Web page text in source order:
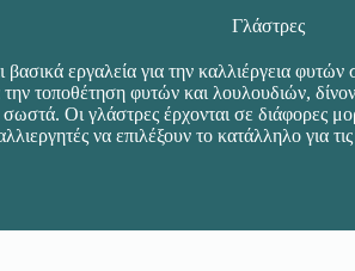
Γλάστρες
βασικά εργαλεία για την καλλιέργεια
την τοποθέτηση φυτών και λουλουδιών,
Οι γλάστρες έρχονται σε διάφορες
να επιλέξουν το κατάλληλο για